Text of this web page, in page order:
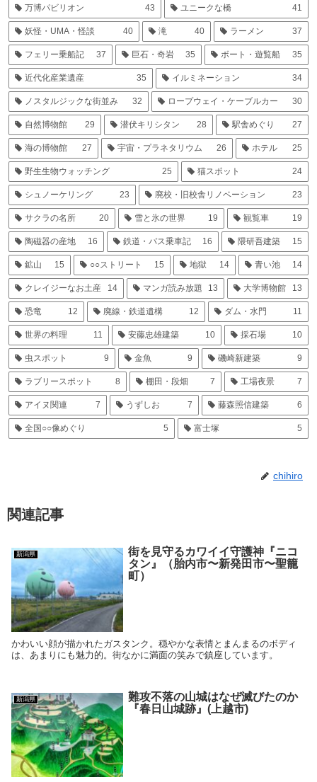
万博パビリオン 43 ユニークな橋 41
妖怪・UMA・怪談 40 滝 40 ラーメン 37
フェリー乗船記 37 巨石・奇岩 35 ボート・遊覧船 35
近代化産業遺産 35 イルミネーション 34
ノスタルジックな街並み 32 ロープウェイ・ケーブルカー 30
自然博物館 29 潜伏キリシタン 28 駅舎めぐり 27
海の博物館 27 宇宙・プラネタリウム 26 ホテル 25
野生生物ウォッチング 25 猫スポット 24
シュノーケリング 23 廃校・旧校舎リノベーション 23
サクラの名所 20 雪と氷の世界 19 観覧車 19
陶磁器の産地 16 鉄道・バス乗車記 16 隈研吾建築 15
鉱山 15 ○○ストリート 15 地獄 14 青い池 14
クレイジーなお土産 14 マンガ読み放題 13 大学博物館 13
恐竜 12 廃線・鉄道遺構 12 ダム・水門 11
世界の料理 11 安藤忠雄建築 10 採石場 10
虫スポット 9 金魚 9 磯崎新建築 9
ラブリースポット 8 棚田・段畑 7 工場夜景 7
アイヌ関連 7 うずしお 7 藤森照信建築 6
全国○○像めぐり 5 富士塚 5
chihiro
関連記事
新潟県
街を見守るカワイイ守護神『ニコ
タン』（胎内市〜新発田市〜聖籠
町）
かわいい顔が描かれたガスタンク。穏やかな表情とまんまるのボディ
は、あまりにも魅力的。街なかに満面の笑みで鎮座しています。
新潟県
難攻不落の山城はなぜ滅びたのか
『春日山城跡』(上越市)